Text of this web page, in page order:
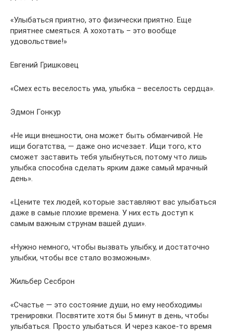
«Улыбаться приятно, это физически приятно. Еще
приятнее смеяться. А хохотать – это вообще
удовольствие!»
Евгений Гришковец
«Смех есть веселость ума, улыбка – веселость сердца».
Эдмон Гонкур
«Не ищи внешности, она может быть обманчивой. Не
ищи богатства, — даже оно исчезает. Ищи того, кто
сможет заставить тебя улыбнуться, потому что лишь
улыбка способна сделать ярким даже самый мрачный
день».
«Цените тех людей, которые заставляют вас улыбаться
даже в самые плохие времена. У них есть доступ к
самым важным струнам вашей души».
«Нужно немного, чтобы вызвать улыбку, и достаточно
улыбки, чтобы все стало возможным».
Жильбер Сесброн
«Счастье — это состояние души, но ему необходимы
тренировки. Посвятите хотя бы 5 минут в день, чтобы
улыбаться. Просто улыбаться. И через какое-то время